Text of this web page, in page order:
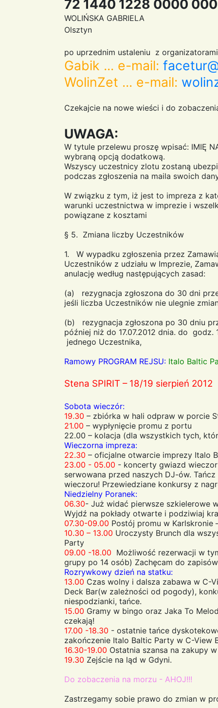
72 1440 1228 0000
WOLIŃSKA GABRIELA
Olsztyn
po uprzednim ustaleniu z
Gabik ... e-mail:
WolinZet ... e-mail:
Czekajcie na nowe wieści i do
UWAGA:
W tytule przelewu proszę wpisać: IMIĘ
wybraną opcją dodatkową.
Wszyscy uczestnicy zlotu zostaną
podczas zgłoszenia na maila swoich
W związku z tym, iż jest to impreza z
warunki uczestnictwa w imprezie i
powiązane z kosztami
§ 5. Zmiana liczby Uczestników
1. W wypadku zgłoszenia przez
Uczestników z udziału w Imprezie,
anulację według następujących zasad:
(a) rezygnacja zgłoszona do 30 dni
jeśli liczba Uczestników nie ulegnie
(b) rezygnacja zgłoszona po 30 dniu
później niż do 17.07.2012 dnia. do
jednego Uczestnika,
Ramowy PROGRAM REJSU: Italo Baltic
Stena SPIRIT – 18/19 sierpień 2012
Sobota wieczór:
19.30 – zbiórka w hali odpraw w porcie
21.00 – wypłynięcie promu z portu
22.00 – kolacja (dla wszystkich tych,
Wieczorna impreza:
22.30 – oficjalne otwarcie imprezy Italo
23.00 - 05.00 - koncerty gwiazd
serwowana przed naszych DJ-ów.
wieczoru! Przewiedziane konkursy z
Niedzielny Poranek:
06.30- Już widać pierwsze szkielerowe
Wyjdź na pokłady otwarte i podziwiaj
07.30-09.00 Postój promu w Karlskronie
10.30 – 13.00 Uroczysty Brunch dla
Party
09.00 -18.00 Możliwość rezerwacji w
grupy po 14 osób) Zachęcam do
Rozrywkowy dzień na statku:
13.00 Czas wolny i dalsza zabawa w C-
Deck Bar(w zależności od pogody),
niespodzianki, tańce.
15.00 Gramy w bingo oraz Jaka To
czekają!
17.00 -18.30 - ostatnie tańce
zakończenie Italo Baltic Party w C-View
16.30-19.00 Ostatnia szansa na zakupy
19.30 Zejście na ląd w Gdyni.
Do zobaczenia na morzu - AHOJ!!!
Zastrzegamy sobie prawo do zmian w